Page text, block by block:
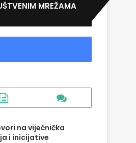
MREŽAMA
na vijećnička
i inicijative